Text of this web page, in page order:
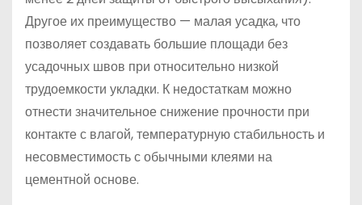
Другое их преимущество — малая усадка, что
позволяет создавать большие площади без
усадочных швов при относительно низкой
трудоемкости укладки. К недостаткам можно
отнести значительное снижение прочности при
контакте с влагой, температурную стабильность и
несовместимость с обычными клеями на
цементной основе.